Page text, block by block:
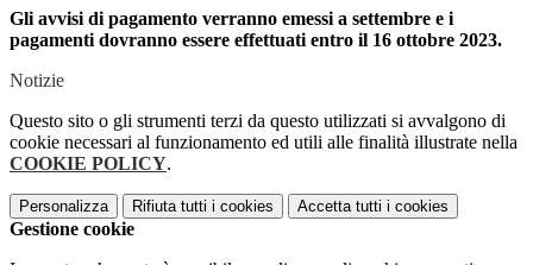
Gli avvisi di pagamento verranno emessi a settembre e i
pagamenti dovranno essere effettuati entro il 16 ottobre 2023.
Notizie
Questo sito o gli strumenti terzi da questo utilizzati si avvalgono di
cookie necessari al funzionamento ed utili alle finalità illustrate nella
COOKIE POLICY.
Personalizza Rifiuta tutti i cookies Accetta tutti i cookies
Gestione cookie